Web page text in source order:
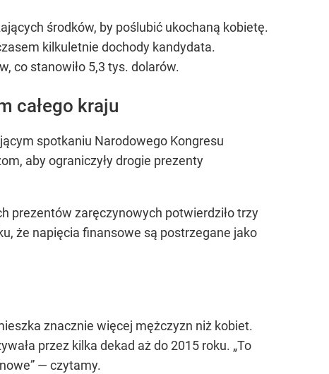
środków, by poślubić ukochaną kobietę.
kilkuletnie dochody kandydata.
co stanowiło 5,3 tys. dolarów.
całego kraju
spotkaniu Narodowego Kongresu
aby ograniczyły drogie prezenty
prezentów zaręczynowych potwierdziło trzy
że napięcia finansowe są postrzegane jako
znacznie więcej mężczyzn niż kobiet.
przez kilka dekad aż do 2015 roku. „To
— czytamy.